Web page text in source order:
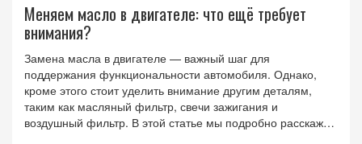
Меняем масло в двигателе: что ещё требует
внимания?
Замена масла в двигателе — важный шаг для
поддержания функциональности автомобиля. Однако,
кроме этого стоит уделить внимание другим деталям,
таким как масляный фильтр, свечи зажигания и
воздушный фильтр. В этой статье мы подробно расскажем